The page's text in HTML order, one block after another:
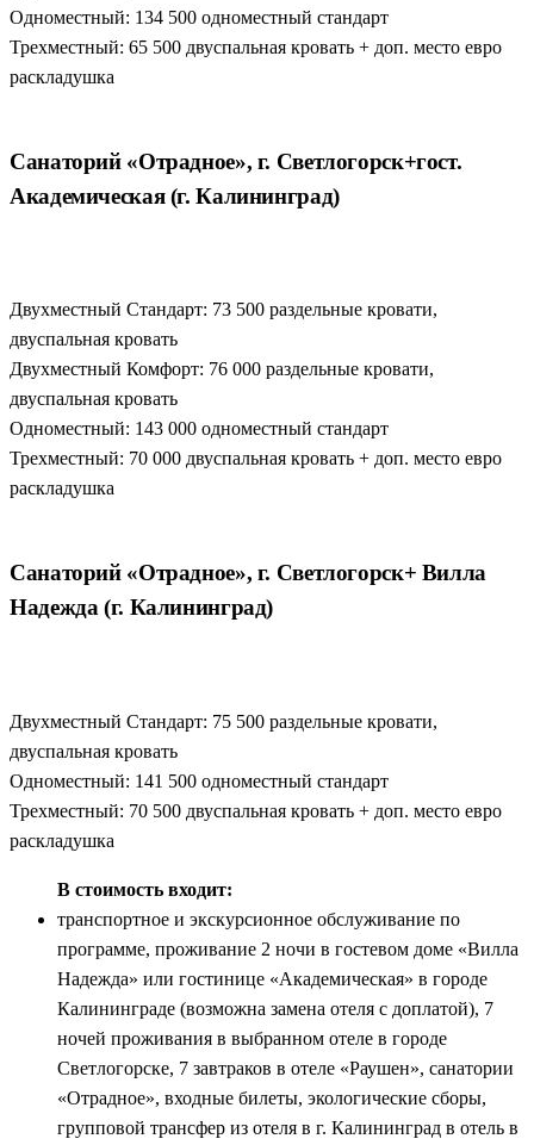
Одноместный: 134 500 одноместный стандарт
Трехместный: 65 500 двуспальная кровать + доп. место евро
раскладушка
Санаторий «Отрадное», г. Светлогорск+гост.
Академическая (г. Калининград)
Двухместный Стандарт: 73 500 раздельные кровати,
двуспальная кровать
Двухместный Комфорт: 76 000 раздельные кровати,
двуспальная кровать
Одноместный: 143 000 одноместный стандарт
Трехместный: 70 000 двуспальная кровать + доп. место евро
раскладушка
Санаторий «Отрадное», г. Светлогорск+ Вилла
Надежда (г. Калининград)
Двухместный Стандарт: 75 500 раздельные кровати,
двуспальная кровать
Одноместный: 141 500 одноместный стандарт
Трехместный: 70 500 двуспальная кровать + доп. место евро
раскладушка
В стоимость входит:
транспортное и экскурсионное обслуживание по
программе, проживание 2 ночи в гостевом доме «Вилла
Надежда» или гостинице «Академическая» в городе
Калининграде (возможна замена отеля с доплатой), 7
ночей проживания в выбранном отеле в городе
Светлогорске, 7 завтраков в отеле «Раушен», санатории
«Отрадное», входные билеты, экологические сборы,
групповой трансфер из отеля в г. Калининград в отель в